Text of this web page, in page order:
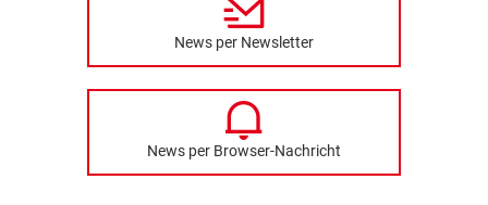
News per Newsletter
News per Browser-Nachricht